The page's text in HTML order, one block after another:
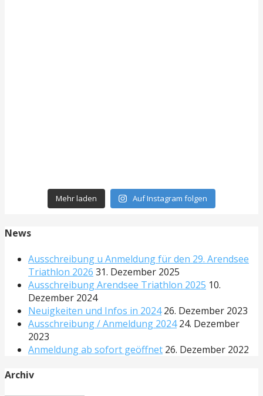
Mehr laden Auf Instagram folgen
News
Ausschreibung u Anmeldung für den 29. Arendsee
Triathlon 2026 31. Dezember 2025
Ausschreibung Arendsee Triathlon 2025 10.
Dezember 2024
Neuigkeiten und Infos in 2024 26. Dezember 2023
Ausschreibung / Anmeldung 2024 24. Dezember
2023
Anmeldung ab sofort geöffnet 26. Dezember 2022
Archiv